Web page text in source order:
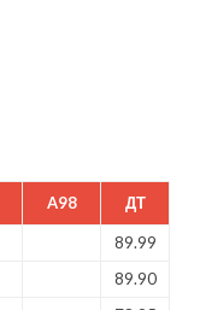
A98 ДТ
89.99
89.90